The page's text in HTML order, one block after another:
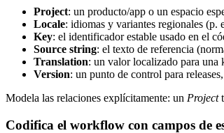
Project: un producto/app o un espacio
Locale: idiomas y variantes regionales (p.
Key: el identificador estable usado en el
Source string: el texto de referencia
Translation: un valor localizado para una
Version: un punto de control para
Modela las relaciones explícitamente: un Project
Codifica el workflow con campos de